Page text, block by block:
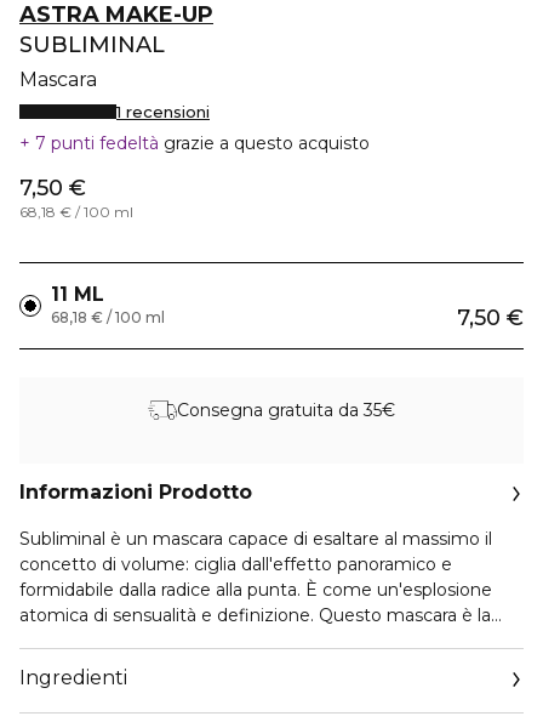
ASTRA MAKE-UP
SUBLIMINAL
Mascara
1 recensioni
7 punti fedeltà grazie a questo acquisto
7,50 €
68,18 € / 100 ml
11 ML
7,50 €
68,18 € / 100 ml
Consegna gratuita da 35€
Informazioni Prodotto
Subliminal è un mascara capace di esaltare al massimo il
concetto di volume: ciglia dall'effetto panoramico e
formidabile dalla radice alla punta. È come un'esplosione
atomica di sensualità e definizione. Questo mascara è la
garantisce un effetto high-tech con risultati oltre i limiti
della percezione.
Ingredienti